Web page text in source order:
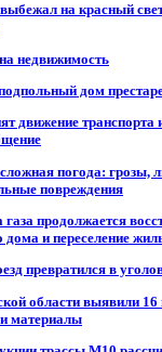
на красный
недвижимость
дом
движение транспорта
погода: грозы,
повреждения
продолжается
и переселение
превратился в
области выявили
материалы